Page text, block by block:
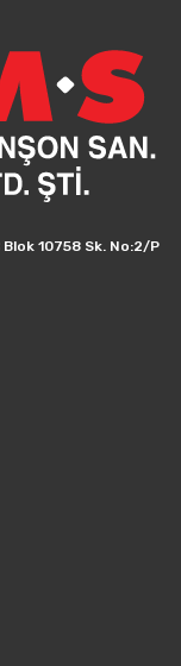
Blok 10758 Sk. No:2/P